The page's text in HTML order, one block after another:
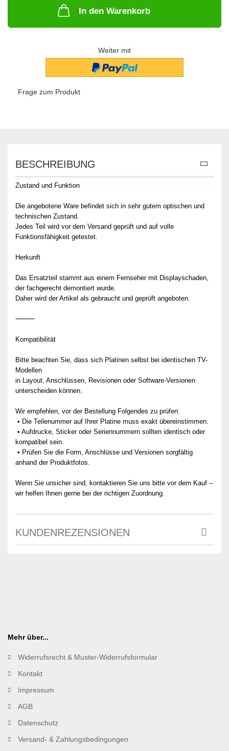
In den Warenkorb
Weiter mit
Frage zum Produkt
BESCHREIBUNG
Zustand und Funktion
Die angebotene Ware befindet sich in sehr gutem optischen und
technischen Zustand.
Jedes Teil wird vor dem Versand geprüft und auf volle
Funktionsfähigkeit getestet.
Herkunft
Das Ersatzteil stammt aus einem Fernseher mit Displayschaden,
der fachgerecht demontiert wurde.
Daher wird der Artikel als gebraucht und geprüft angeboten.
⸻
Kompatibilität
Bitte beachten Sie, dass sich Platinen selbst bei identischen TV-
Modellen
in Layout, Anschlüssen, Revisionen oder Software-Versionen
unterscheiden können.
Wir empfehlen, vor der Bestellung Folgendes zu prüfen:
• Die Teilenummer auf Ihrer Platine muss exakt übereinstimmen.
• Aufdrucke, Sticker oder Seriennummern sollten identisch oder
kompatibel sein.
• Prüfen Sie die Form, Anschlüsse und Versionen sorgfältig
anhand der Produktfotos.
Wenn Sie unsicher sind, kontaktieren Sie uns bitte vor dem Kauf –
wir helfen Ihnen gerne bei der richtigen Zuordnung.
KUNDENREZENSIONEN
Mehr über...
Widerrufsrecht & Muster-Widerrufsformular
Kontakt
Impressum
AGB
Datenschutz
Versand- & Zahlungsbedingungen